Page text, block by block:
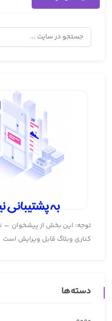
توجه: این بخش از پیشخوان ←
کناری وبلاگ قابل ویرایش است
دسته‌ها